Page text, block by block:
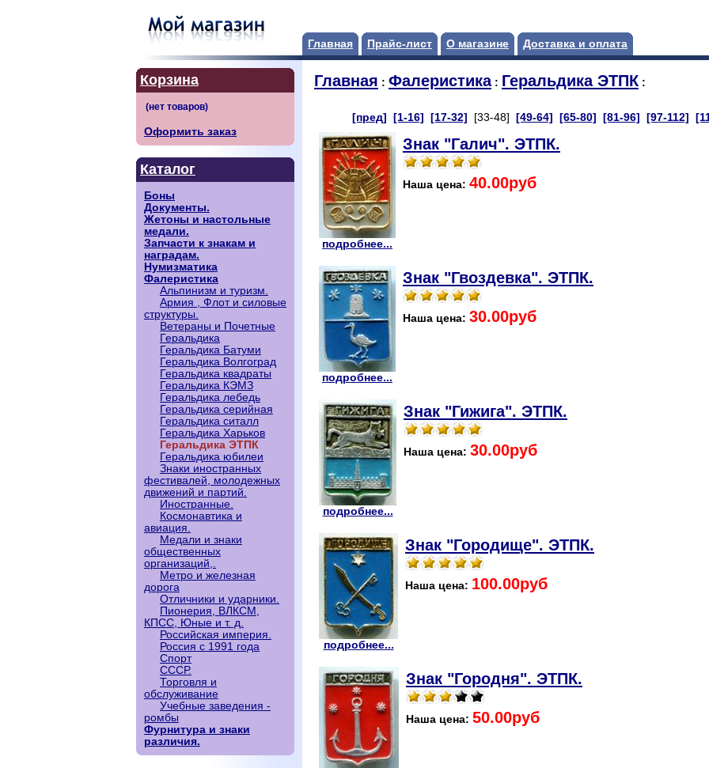
Главная Прайс-лист О магазине Доставка и оплата
Корзина
Оформить заказ
Каталог
Боны
Документы.
Жетоны и настольные
медали.
Запчасти к знакам и
наградам.
Нумизматика
Фалеристика
Альпинизм и туризм.
Армия , Флот и силовые
структуры.
Ветераны и Почетные
Геральдика
Геральдика Батуми
Геральдика Волгоград
Геральдика квадраты
Геральдика КЭМЗ
Геральдика лебедь
Геральдика серийная
Геральдика ситалл
Геральдика Харьков
Геральдика ЭТПК
Геральдика юбилеи
Знаки иностранных
фестивалей, молодежных
движений и партий.
Иностранные.
Космонавтика и
авиация.
Медали и знаки
общественных
организаций,.
Метро и железная
дорога
Отличники и ударники.
Пионерия, ВЛКСМ,
КПСС, Юные и т. д.
Российская империя.
Россия с 1991 года
Спорт
СССР.
Торговля и
обслуживание
Учебные заведения -
ромбы
Фурнитура и знаки
различия.
Главная : Фалеристика: Геральдика ЭТПК :
[пред] [1-16] [17-32] [33-48] [49-64] [65-80] [81-96] [97-112]
подробнее...
Знак "Галич". ЭТПК.
Наша цена: 40.00руб
подробнее...
Знак "Гвоздевка". ЭТПК.
Наша цена: 30.00руб
подробнее...
Знак "Гижига". ЭТПК.
Наша цена: 30.00руб
подробнее...
Знак "Городище". ЭТПК.
Наша цена: 100.00руб
Знак "Городня". ЭТПК.
Наша цена: 50.00руб